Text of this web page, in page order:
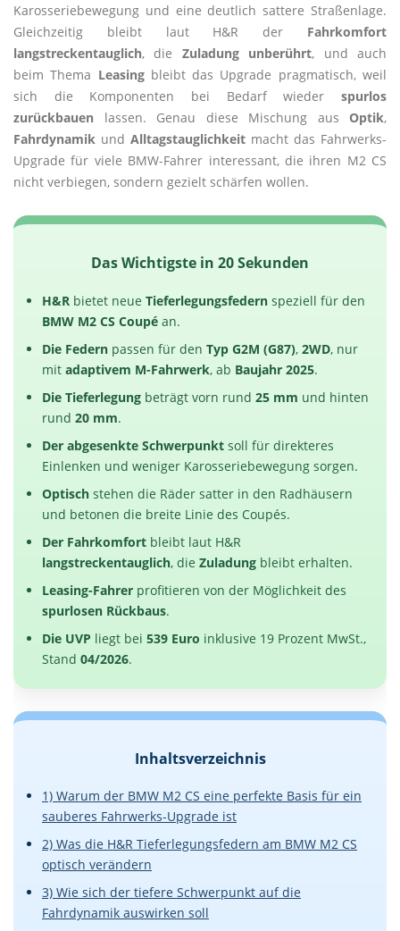
Karosseriebewegung und eine deutlich sattere Straßenlage.
Gleichzeitig bleibt laut H&R der Fahrkomfort
langstreckentauglich, die Zuladung unberührt, und auch
beim Thema Leasingbleibt das Upgrade pragmatisch, weil
sich die Komponenten bei Bedarf wieder spurlos
zurückbauen lassen. Genau diese Mischung aus Optik,
Fahrdynamik und Alltagstauglichkeit macht das Fahrwerks-
Upgrade für viele BMW-Fahrer interessant, die ihren M2 CS
nicht verbiegen, sondern gezielt schärfen wollen.
Das Wichtigste in 20 Sekunden
H&R bietet neue Tieferlegungsfedern speziell für den
BMW M2 CS Coupé an.
Die Federn passen für den Typ G2M (G87), 2WD, nur
mit adaptivem M-Fahrwerk, ab Baujahr 2025.
Die Tieferlegung beträgt vorn rund 25 mm und hinten
rund 20 mm.
Der abgesenkte Schwerpunkt soll für direkteres
Einlenken und weniger Karosseriebewegung sorgen.
Optisch stehen die Räder satter in den Radhäusern
und betonen die breite Linie des Coupés.
Der Fahrkomfort bleibt laut H&R
langstreckentauglich, die Zuladung bleibt erhalten.
Leasing-Fahrer profitieren von der Möglichkeit des
spurlosen Rückbaus.
Die UVP liegt bei 539 Euro inklusive 19 Prozent MwSt.,
Stand 04/2026.
Inhaltsverzeichnis
1) Warum der BMW M2 CS eine perfekte Basis für ein
sauberes Fahrwerks-Upgrade ist
2) Was die H&R Tieferlegungsfedern am BMW M2 CS
optisch verändern
3) Wie sich der tiefere Schwerpunkt auf die
Fahrdynamik auswirken soll